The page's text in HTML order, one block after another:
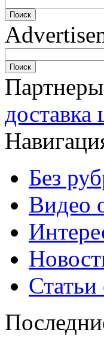
Партнеры
доставка
Без
Видео
Статьи